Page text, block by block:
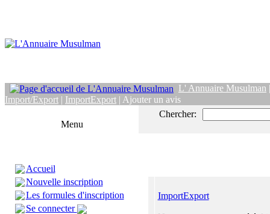
L' Annuaire Musulman
Import/Export | ImportExport | Ajouter un avis
Menu
Accueil
Nouvelle inscription
Les formules d'inscription
Se connecter
Chercher:
ImportExport